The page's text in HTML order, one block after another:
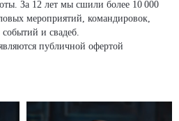
За 12 лет мы сшили более 10 000
мероприятий, командировок,
и свадеб.
публичной офертой